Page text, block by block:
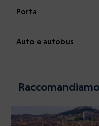
Porta
Auto e autobus